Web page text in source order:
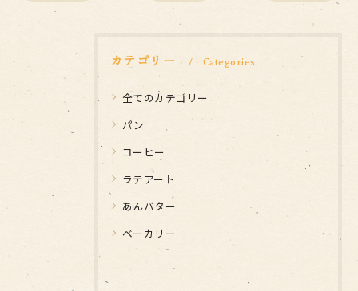
カテゴリー Categories
全てのカテゴリー
パン
コーヒー
ラテアート
あんバター
ベーカリー